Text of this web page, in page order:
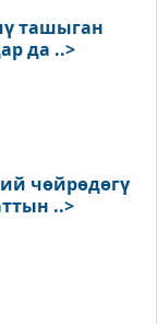
ташыган
автобустарды аялдар да ..>
чөйрөдөгү
..>